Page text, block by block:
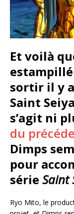
Et voilà
sortir il y
Saint
s’agit ni
du
Dimps
pour
série Saint
Ryo Mito, le